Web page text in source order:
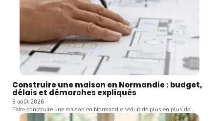
Construire une maison en Normandie : budget,
délais et démarches expliqués
3 août 2026
Faire construire une maison en Normandie séduit de plus en plus de…